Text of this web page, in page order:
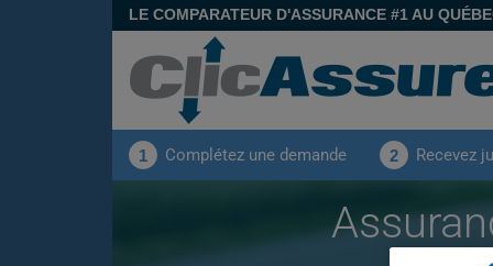
LE COMPARATEUR D'ASSURANCE #1 AU
1 Complétez une demande 2 Recevez